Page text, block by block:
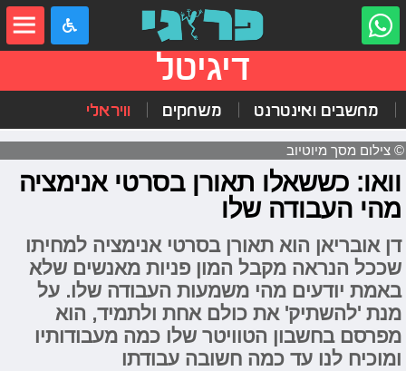
דיגיטל
מחשבים ואינטרנט משחקים וויראלי
© צילום מסך מיוטיוב
וואו: כששאלו תאורן בסרטי אנימציה
מהי העבודה שלו
דן אובריאן הוא תאורן בסרטי אנימציה למחיתו
שככל הנראה מקבל המון פניות מאנשים שלא
באמת יודעים מהי משמעות העבודה שלו. על
מנת 'להשתיק' את כולם אחת ולתמיד, הוא
מפרסם בחשבון הטוויטר שלו כמה מעבודותיו
ומוכיח לנו עד כמה חשובה עבודתו